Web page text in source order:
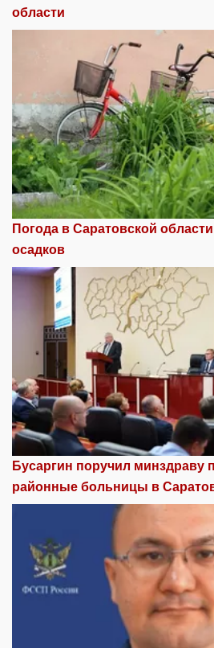
области
Погода в Саратовской
осадков
Бусаргин поручил минздраву
районные больницы в